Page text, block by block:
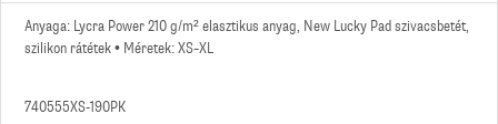
Anyaga: Lycra Power 210 g/m² elasztikus anyag, New Lucky Pad szivacsbetét,
szilikon rátétek • Méretek: XS–XL
740555XS-190PK